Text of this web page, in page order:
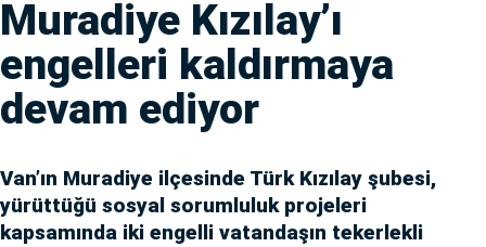
Muradiye Kızılay’ı
engelleri kaldırmaya
devam ediyor
Van’ın Muradiye ilçesinde Türk Kızılay şubesi,
yürüttüğü sosyal sorumluluk projeleri
kapsamında iki engelli vatandaşın tekerlekli